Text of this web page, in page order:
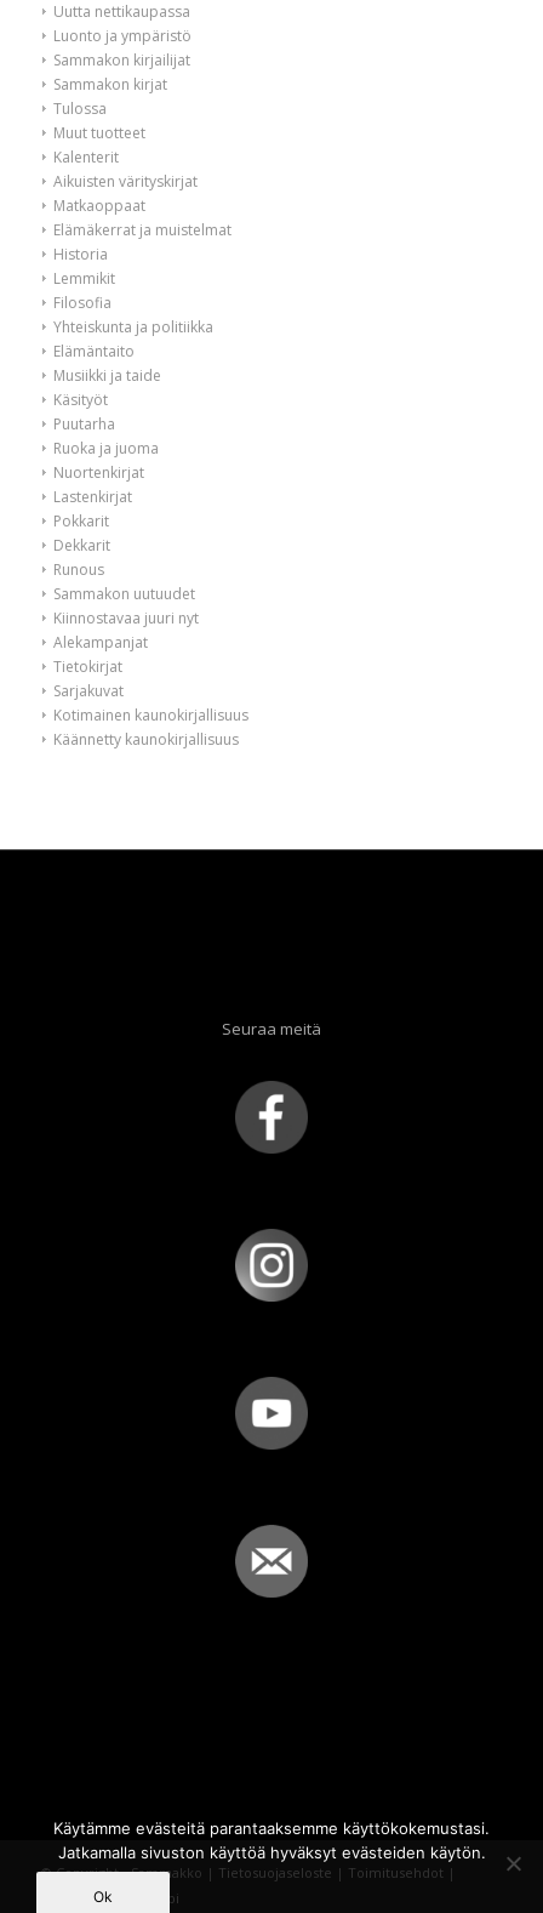
Uutta nettikaupassa
Luonto ja ympäristö
Sammakon kirjailijat
Sammakon kirjat
Tulossa
Muut tuotteet
Kalenterit
Aikuisten värityskirjat
Matkaoppaat
Elämäkerrat ja muistelmat
Historia
Lemmikit
Filosofia
Yhteiskunta ja politiikka
Elämäntaito
Musiikki ja taide
Käsityöt
Puutarha
Ruoka ja juoma
Nuortenkirjat
Lastenkirjat
Pokkarit
Dekkarit
Runous
Sammakon uutuudet
Kiinnostavaa juuri nyt
Alekampanjat
Tietokirjat
Sarjakuvat
Kotimainen kaunokirjallisuus
Käännetty kaunokirjallisuus
Seuraa meitä
© Copyright - Sammakko | Tietosuojaseloste | Toimitusehdot |
Powered by
iQWebbi
Käytämme evästeitä parantaaksemme käyttökokemustasi.
Jatkamalla sivuston käyttöä hyväksyt evästeiden käytön.
Ok